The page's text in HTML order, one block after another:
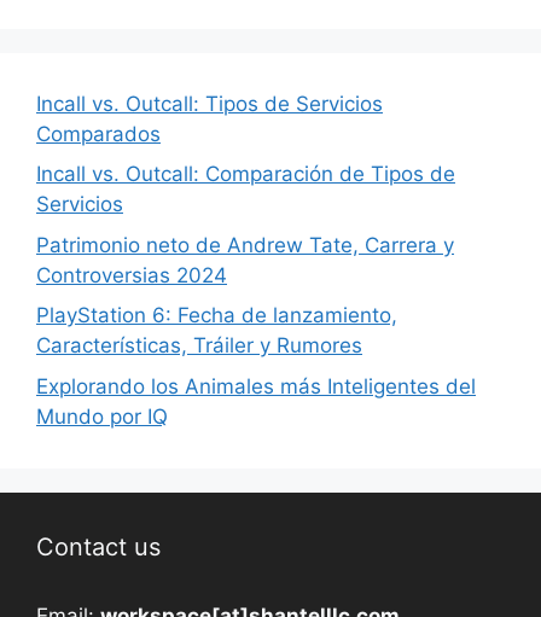
Incall vs. Outcall: Tipos de Servicios
Comparados
Incall vs. Outcall: Comparación de Tipos de
Servicios
Patrimonio neto de Andrew Tate, Carrera y
Controversias 2024
PlayStation 6: Fecha de lanzamiento,
Características, Tráiler y Rumores
Explorando los Animales más Inteligentes del
Mundo por IQ
Contact us